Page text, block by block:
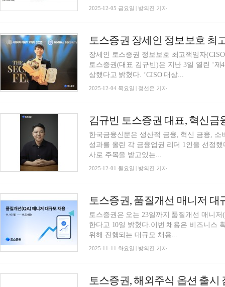
2025-12-05 금요일 | 방의진 기자
토스증권 장세인 정보보호 최
장세인 토스증권 정보보호 최고책임자
토스증권(대표 김규빈)은 지난 3일 열린 ‘제
상했다고 밝혔다. ‘CISO 대상...
2025-12-04 목요일 | 정선은 기자
한국금융신문은 생산적 금융, 혁신 금융,
성과를 올린 각 금융업권 리더 1인을 선정
사로 주목을 받고있는...
2025-12-01 월요일 | 방의진 기자
토스증권, 품질개선 매니저
토스증권은 오는 23일까지 품질개선 매니저
한다고 10일 밝혔다.이번 채용은 비즈니스
위해 진행되는 대규모 채용...
2025-11-11 화요일 | 방의진 기자
토스증권, 해외주식 옵션 출시